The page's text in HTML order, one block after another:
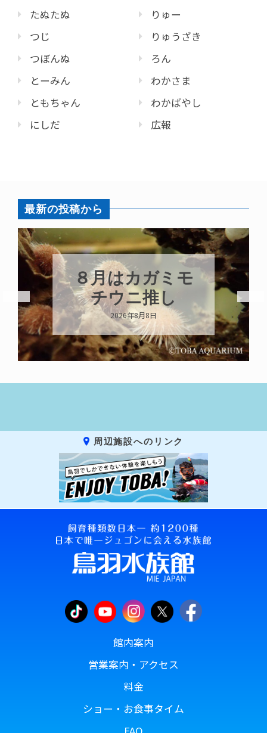
たぬたぬ
つじ
つぼんぬ
とーみん
ともちゃん
にしだ
りゅー
りゅうざき
ろん
わかさま
わかばやし
広報
最新の投稿から
８月はカガミモ
チウニ推し
2026年8月8日
周辺施設へのリンク
館内案内
営業案内・アクセス
料金
ショー・お食事タイム